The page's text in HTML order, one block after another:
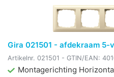
Gira 021501 - afdekraam 5-
Artikelnr. 021501 - GTIN/EAN:
Montagerichting